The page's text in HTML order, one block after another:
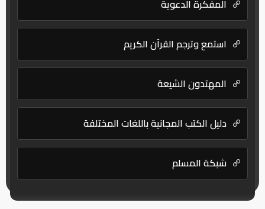
المفكرة الدعوية
استمع وترجم القرآن الكريم
المهتدون الشيعة
دليل الكتب المجانية باللغات المختلفة
شبكة المسلم